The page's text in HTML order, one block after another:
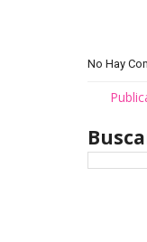
No Hay